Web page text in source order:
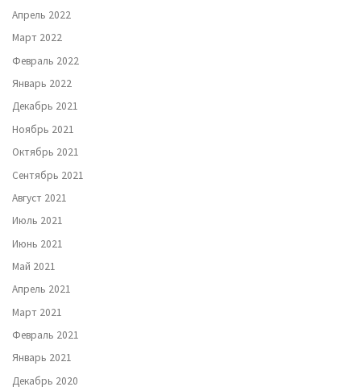
Апрель 2022
Март 2022
Февраль 2022
Январь 2022
Декабрь 2021
Ноябрь 2021
Октябрь 2021
Сентябрь 2021
Август 2021
Июль 2021
Июнь 2021
Май 2021
Апрель 2021
Март 2021
Февраль 2021
Январь 2021
Декабрь 2020